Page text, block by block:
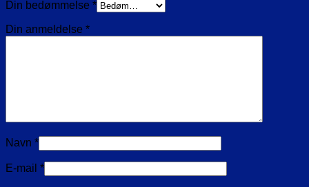
Din bedømmelse *
Din anmeldelse *
Navn *
E-mail *